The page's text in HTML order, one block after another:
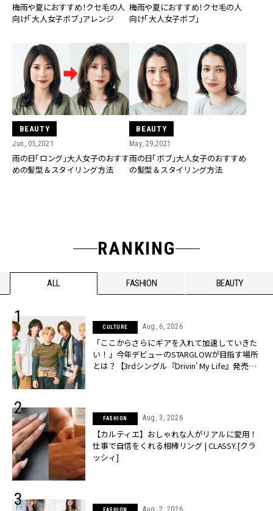
梅雨や夏におすすめ！クセ毛の人
向け「大人女子ボブ」アレンジ
梅雨や夏におすすめ！クセ毛の人
向け「大人女子ボブ」
BEAUTY
Jun, 05,2021
雨の日「ロング」大人女子のおすす
めの髪型＆スタイリング方法
BEAUTY
May, 29,2021
雨の日「ボブ」大人女子のおすすめ
の髪型＆スタイリング方法
RANKING
ALL FASHION BEAUTY
CULTURE Aug, 6, 2026
「ここからさらにギアを入れて加速していきた
い！」今年デビューのSTARGLOWが目指す場所
とは？【3rdシングル『Drivin' My Life』発売】 |
FASHION Aug, 3, 2026
【カルティエ】おしゃれな人がリアルに愛用！
仕事で自信をくれる相棒リング | CLASSY.[クラ
ッシィ]